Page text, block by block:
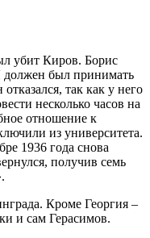
убит Киров. Борис
должен был принимать
так как у него
несколько часов на
отношение к
из университета.
1936 года снова
получив семь
Кроме Георгия –
и сам Герасимов.